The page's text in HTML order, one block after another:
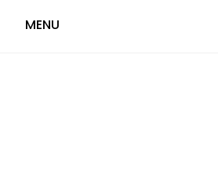
MENU